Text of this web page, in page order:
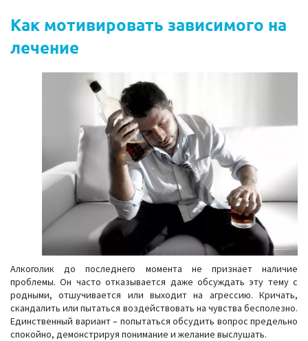
Как мотивировать зависимого на
лечение
Алкоголик до последнего момента не признает наличие
проблемы. Он часто отказывается даже обсуждать эту тему с
родными, отшучивается или выходит на агрессию. Кричать,
скандалить или пытаться воздействовать на чувства бесполезно.
Единственный вариант – попытаться обсудить вопрос предельно
спокойно, демонстрируя понимание и желание выслушать.